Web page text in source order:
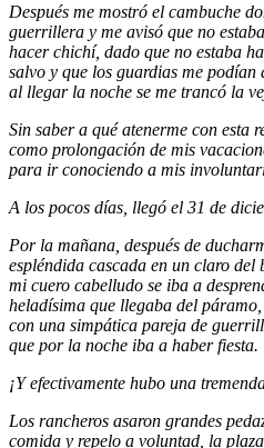
Después me mostró el cambuche
guerrillera y me avisó que no
hacer chichí, dado que no estaba
salvo y que los guardias me podían
al llegar la noche se me trancó la
Sin saber a qué atenerme con esta
como prolongación de mis
para ir conociendo a mis
A los pocos días, llegó el 31 de
Por la mañana, después de
espléndida cascada en un claro del
mi cuero cabelludo se iba a
heladísima que llegaba del
con una simpática pareja de
que por la noche iba a haber fiesta.
¡Y efectivamente hubo una
Los rancheros asaron grandes
comida y repelo a voluntad, la